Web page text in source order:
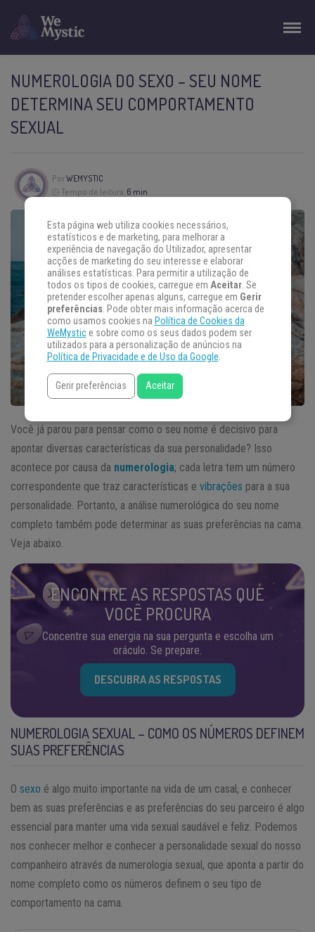
NUMEROLOGIA DO SEXO – SEU NOME
DETERMINA SEU COMPORTAMENTO
SEXUAL
PorWEMYSTIC
Tempo de leitura: 6 min
Você já parou para pensar como o seu nome é decisivo para
apontar diversas características da sua personalidade? Isso
acontece por causa da numerologia; cada letra tem um número
correspondente que traz características e vibrações para a sua
personalidade. Portanto, a análise numerológica do seu nome
completo também pode determinar as suas preferências na cama.
Veja abaixo.
ENCONTRE AS RESPOSTAS QUE
VOCÊ PROCURA
Concentre sua energia na sua pergunta e escolha um
oráculo. Se prepare.
DESCUBRA AS RESPOSTAS
NUMEROLOGIA SEXUAL – COMO OS NÚMEROS DEFINEM
SUAS PREFERÊNCIAS
O sexo é algo muito importante na vida de um casal, e conhecer
bem as suas preferências e as preferências do seu parceiro é algo
essencial para manter uma vida sexual saudável e feliz. Podemos
nos conhecer melhor e conhecer a personalidade sexual do nosso
companheiro através da numerologia sexual, que aponta a partir do
nome completo como os números definem o seu tipo de
comportamento na cama.
Esta página web utiliza cookies necessários,
estatísticos e de marketing, para melhorar a
experiência de navegação do Utilizador, apresentar
acções de marketing do seu interesse e elaborar
análises estatísticas. Para permitir a utilização de
todos os tipos de cookies, carregue em Aceitar. Se
pretender escolher apenas alguns, carregue em Gerir
preferências. Pode obter mais informação acerca de
como usamos cookies na Política de Cookies da
WeMystice sobre como os seus dados podem ser
utilizados para a personalização de anúncios na
Política de Privacidade e de Uso da Google.
Gerir preferências Aceitar